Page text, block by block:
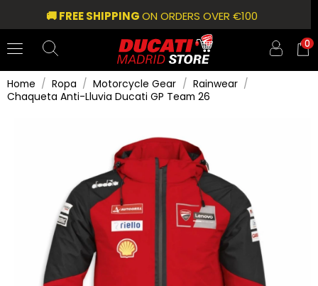
🚚 FREE SHIPPINGON ORDERS OVER €100
0
Home Ropa Motorcycle Gear
Rainwear
Chaqueta Anti-Lluvia Ducati GP Team 26